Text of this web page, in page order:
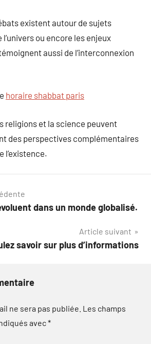
existent autour de sujets
l’univers ou encore les enjeux
aussi de l’interconnexion
horaire shabbat paris
religions et la science peuvent
des perspectives complémentaires
l’existence.
dans un monde globalisé.
Article suivant
savoir sur plus d’informations
ne sera pas publiée. Les champs
avec*